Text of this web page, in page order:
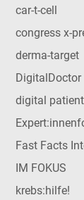
car-t-cell
congress x-
derma-target
DigitalDoctor
digital
Fast Facts
IM FOKUS
krebs:hilfe!